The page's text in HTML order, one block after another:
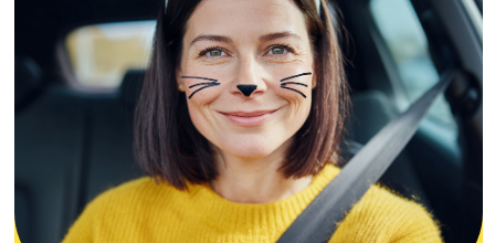
Перед поездкой водитель
Безопасность ребенка
поездке —
ответственность
водителя
сопровождающих
взрослых.